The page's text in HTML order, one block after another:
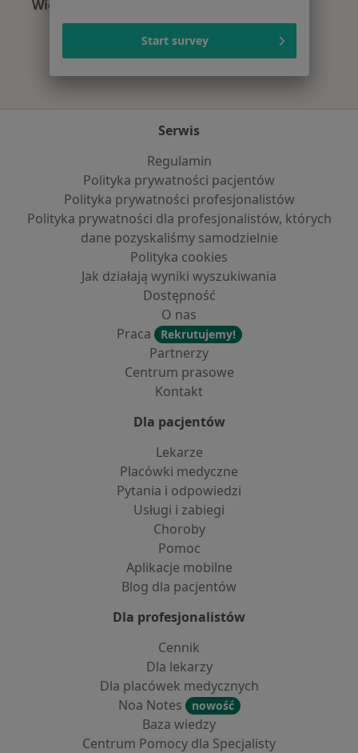
Więcej (1)
Więcej w kategorii: Najpopularniejsze
Serwis
Regulamin
Polityka prywatności pacjentów
Polityka prywatności profesjonalistów
Polityka prywatności dla profesjonalistów, których
dane pozyskaliśmy samodzielnie
Polityka cookies
Jak działają wyniki wyszukiwania
Dostępność
O nas
Praca
Rekrutujemy!
Partnerzy
Centrum prasowe
Kontakt
Dla pacjentów
Lekarze
Placówki medyczne
Pytania i odpowiedzi
Usługi i zabiegi
Choroby
Pomoc
Aplikacje mobilne
Blog dla pacjentów
Dla profesjonalistów
Cennik
Dla lekarzy
Dla placówek medycznych
Noa Notes
nowość
Baza wiedzy
Centrum Pomocy dla Specjalisty
Start survey